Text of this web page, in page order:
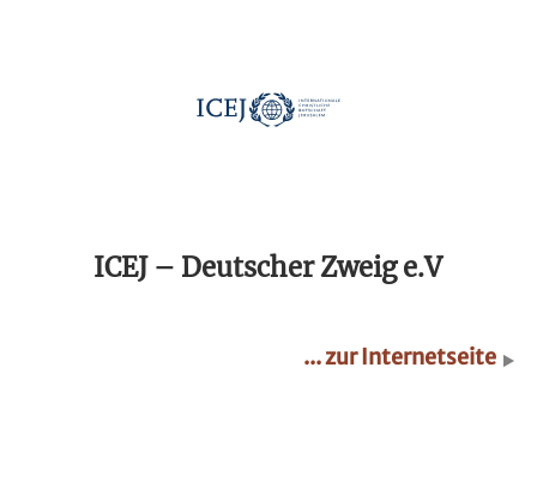
ICEJ – Deutscher Zweig e.V
... zur Internetseite